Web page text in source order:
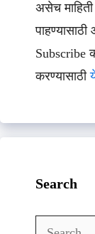
असेच
Subscribe
करण्यासाठी
Search
Search